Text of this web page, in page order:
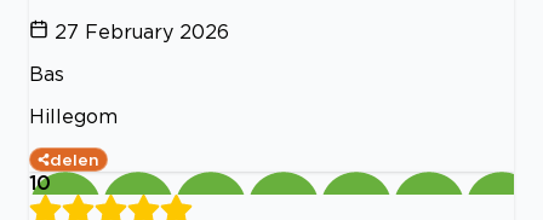
27 February 2026
Bas
Hillegom
delen
10